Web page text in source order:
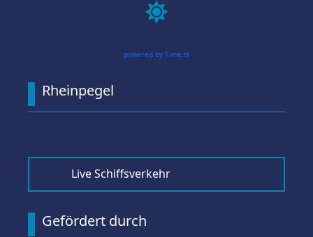

powered by Time.is
Rheinpegel
Live Schiffsverkehr
Gefördert durch